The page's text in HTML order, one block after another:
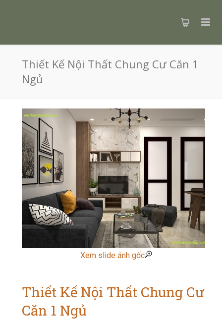
Thiết Kế Nội Thất Chung Cư Căn 1
Ngủ
Xem slide ảnh gốc
Thiết Kế Nội Thất Chung Cư
Căn 1 Ngủ